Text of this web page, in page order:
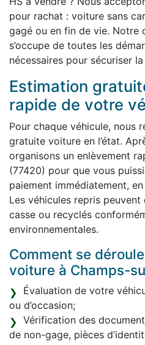
pour rachat : voiture sans
gagé ou en fin de vie. Notre
s’occupe de toutes les
nécessaires pour sécuriser
Estimation
rapide de votre
Pour chaque véhicule, nous
gratuite voiture en l’état.
organisons un enlèvement
(77420) pour que vous
paiement immédiatement,
Les véhicules repris
casse ou recyclés
environnementales.
Comment se
voiture à Champs-
Évaluation de votre
ou d’occasion;
Vérification des
de non-gage, pièces